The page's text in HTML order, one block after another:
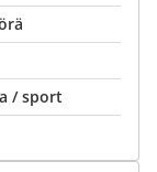
/ sport